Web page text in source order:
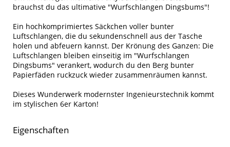
brauchst du das ultimative "Wurfschlangen Dingsbums"!
Ein hochkomprimiertes Säckchen voller bunter
Luftschlangen, die du sekundenschnell aus der Tasche
holen und abfeuern kannst. Der Krönung des Ganzen: Die
Luftschlangen bleiben einseitig im "Wurfschlangen
Dingsbums" verankert, wodurch du den Berg bunter
Papierfäden ruckzuck wieder zusammenräumen kannst.
Dieses Wunderwerk modernster Ingenieurstechnik kommt
im stylischen 6er Karton!
Eigenschaften